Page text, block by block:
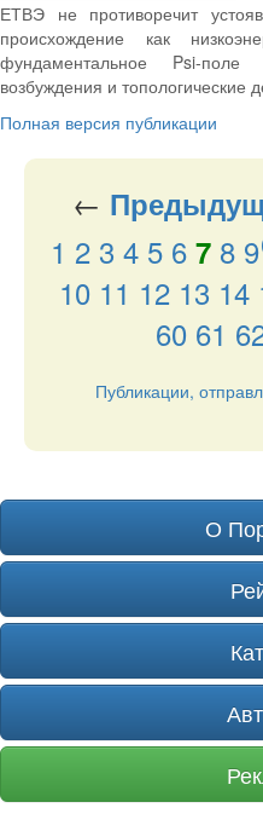
ЕТВЭ не противоречит
происхождение как
фундаментальное Psi-
возбуждения и топологические
Полная версия публикации
←
1 2 3 4 5 6 7 8 9
10 11 12 13 14
60 61
Публикации,
О